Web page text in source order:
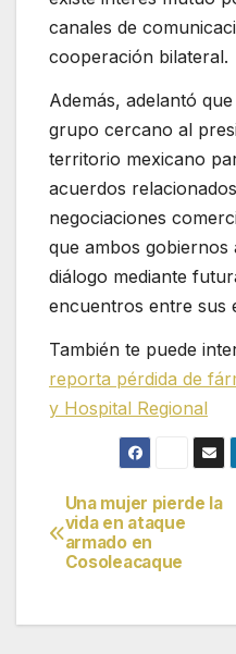
canales de
cooperación bilateral.
Además, adelantó
grupo cercano al
territorio mexicano
acuerdos
negociaciones
que ambos
diálogo mediante
encuentros entre sus
También te puede
reporta pérdida de
y Hospital Regional
Navegación
de
Una mujer pierde la
vida en ataque
armado en
Cosoleacaque